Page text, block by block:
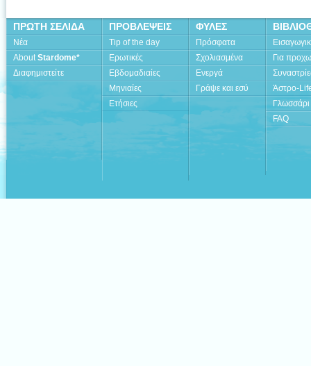
ΠΡΩΤΗ ΣΕΛΙΔΑ
Νέα
AboutStardome*
Διαφημιστείτε
ΠΡΟΒΛΕΨΕΙΣ
Tip of the day
Ερωτικές
Εβδομαδιαίες
Μηνιαίες
Ετήσιες
ΦΥΛΕΣ
Πρόσφατα
Σχολιασμένα
Ενεργά
Γράψε και εσύ
Για
Άστρο-
Γλωσσάρι
FAQ